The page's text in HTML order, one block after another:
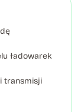
ładowarek
transmisji